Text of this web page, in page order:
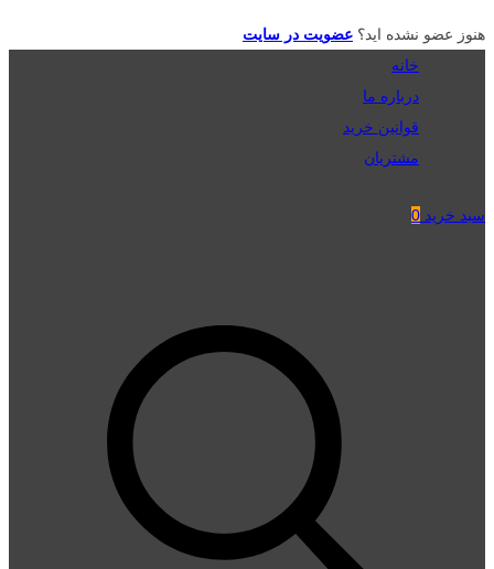
هنوز عضو نشده اید؟ عضویت در سایت
خانه
درباره ما
قوانین خرید
مشتریان
سبد خرید 0